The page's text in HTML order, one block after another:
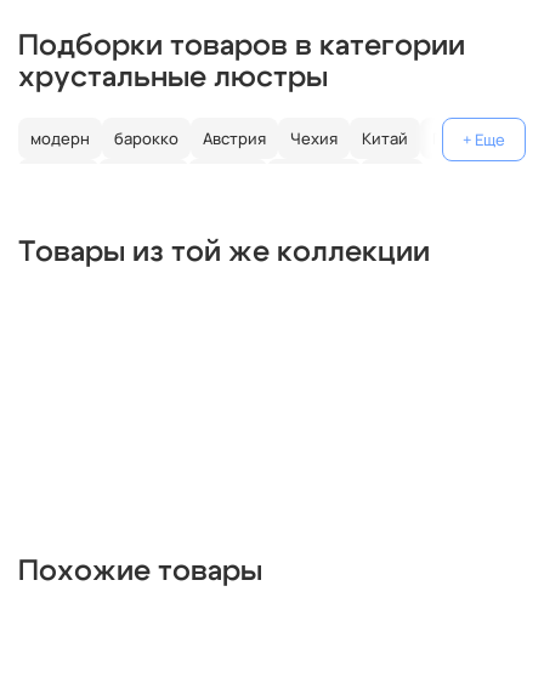
Подборки товаров в категории
хрустальные люстры
модерн барокко Австрия Чехия Китай
Германия
круглые
классические светодиодные
кольцо
Товары из той же коллекции
Похожие товары